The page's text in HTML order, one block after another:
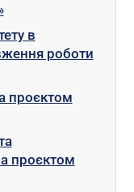
в
роботи
проєктом
проєктом